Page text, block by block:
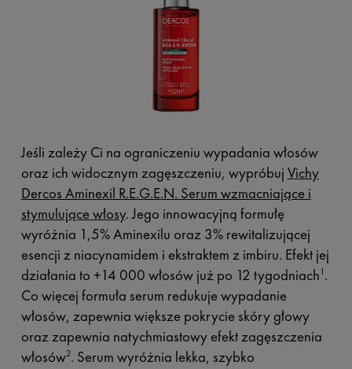
Jeśli zależy Ci na ograniczeniu wypadania włosów
oraz ich widocznym zagęszczeniu, wypróbuj Vichy
Dercos Aminexil R.E.G.E.N. Serum wzmacniające i
stymulujące włosy. Jego innowacyjną formułę
wyróżnia 1,5% Aminexilu oraz 3% rewitalizującej
esencji z niacynamidem i ekstraktem z imbiru. Efekt jej
działania to +14 000 włosów już po 12 tygodniach 1 .
Co więcej formuła serum redukuje wypadanie
włosów, zapewnia większe pokrycie skóry głowy
oraz zapewnia natychmiastowy efekt zagęszczenia
włosów2. Serum wyróżnia lekka, szybko